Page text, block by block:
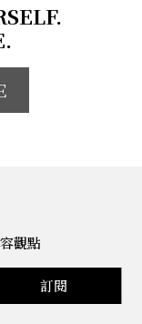
觀點
訂閱